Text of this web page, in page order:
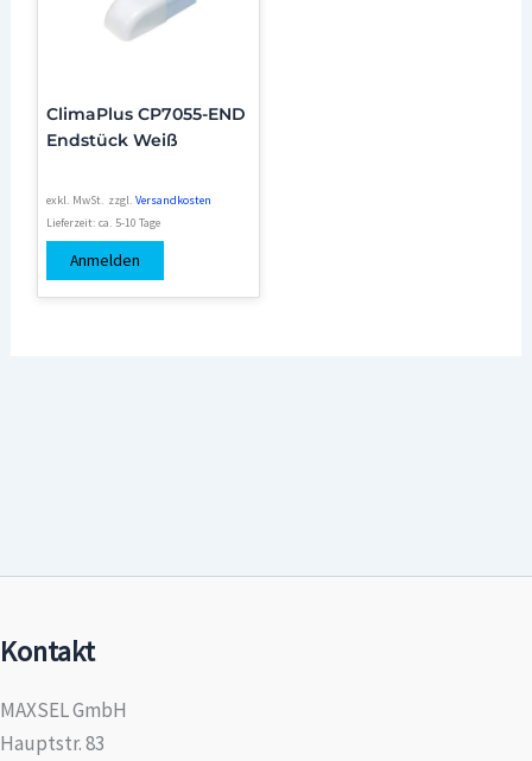
ClimaPlus CP7055-END
Endstück Weiß
exkl. MwSt. zzgl.Versandkosten
Lieferzeit:ca. 5-10 Tage
Anmelden
Kontakt
MAXSEL GmbH
Hauptstr. 83